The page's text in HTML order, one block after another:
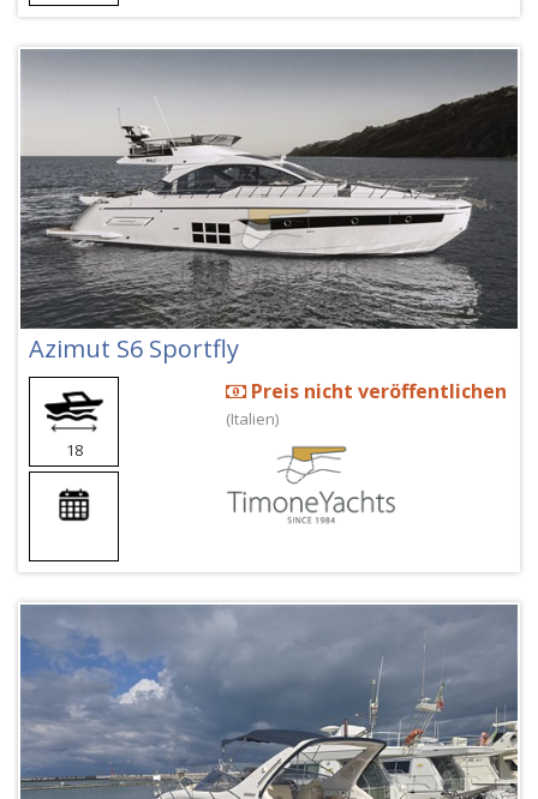
Azimut S6 Sportfly
18
Preis nicht veröffentlichen
(Italien)